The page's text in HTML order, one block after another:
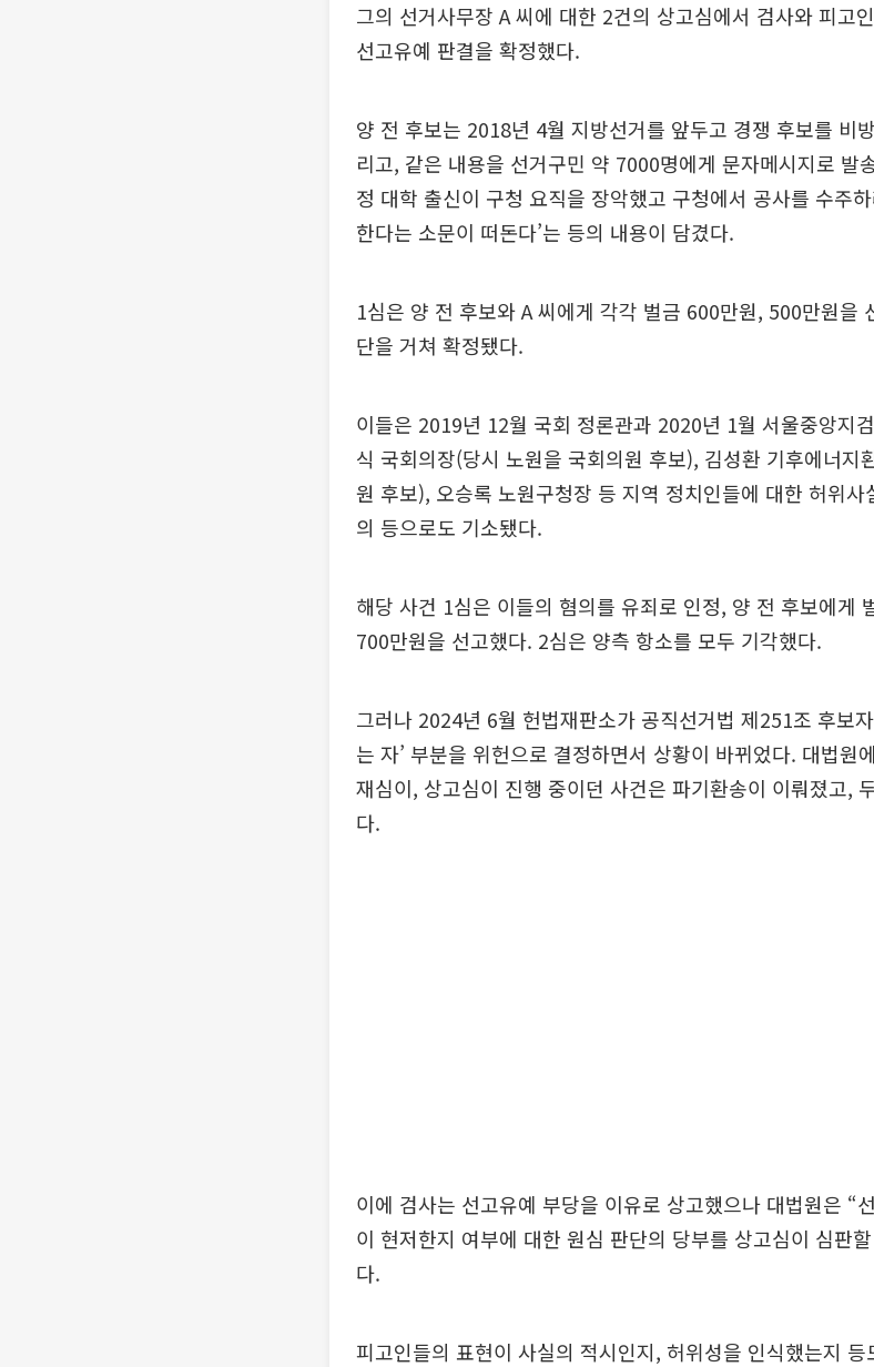
그의 선거사무장 A 씨에 대한 2건의 상고심에서 검사와 피고
선고유예 판결을 확정했다.
양 전 후보는 2018년 4월 지방선거를 앞두고 경쟁 후보를 비
리고, 같은 내용을 선거구민 약 7000명에게 문자메시지로 발
정 대학 출신이 구청 요직을 장악했고 구청에서 공사를 수주
한다는 소문이 떠돈다’는 등의 내용이 담겼다.
1심은 양 전 후보와 A 씨에게 각각 벌금 600만원, 500만원을
단을 거쳐 확정됐다.
이들은 2019년 12월 국회 정론관과 2020년 1월 서울중앙지
식 국회의장(당시 노원을 국회의원 후보), 김성환 기후에너지
원 후보), 오승록 노원구청장 등 지역 정치인들에 대한 허위
의 등으로도 기소됐다.
해당 사건 1심은 이들의 혐의를 유죄로 인정, 양 전 후보에게
700만원을 선고했다. 2심은 양측 항소를 모두 기각했다.
그러나 2024년 6월 헌법재판소가 공직선거법 제251조 후보
는 자’ 부분을 위헌으로 결정하면서 상황이 바뀌었다. 대법원
재심이, 상고심이 진행 중이던 사건은 파기환송이 이뤄졌고,
다.
이에 검사는 선고유예 부당을 이유로 상고했으나 대법원은 “
이 현저한지 여부에 대한 원심 판단의 당부를 상고심이 심판
다.
피고인들의 표현이 사실의 적시인지, 허위성을 인식했는지